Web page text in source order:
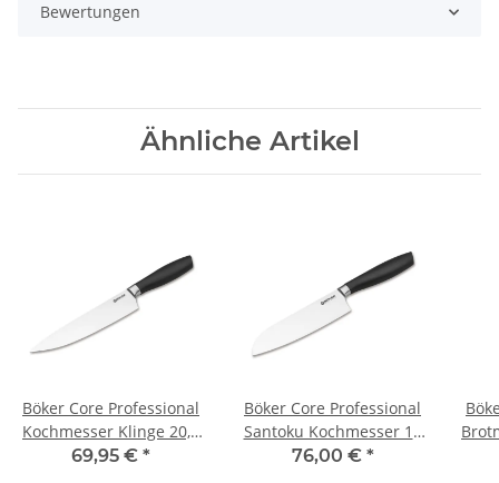
Bewertungen
Ähnliche Artikel
Böker Core Professional
Kochmesser Klinge 20,7
cm
69,95 € *
Böker Core Professional
Santoku Kochmesser 16
cm Klinge
76,00 € *